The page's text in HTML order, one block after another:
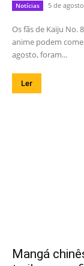
Notícias 5 de
Os fãs de Kaiju No.
anime podem
agosto, foram...
Ler
Mangá